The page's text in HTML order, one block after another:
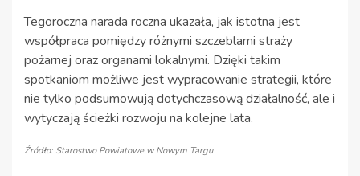
Tegoroczna narada roczna ukazała, jak istotna jest
współpraca pomiędzy różnymi szczeblami straży
pożarnej oraz organami lokalnymi. Dzięki takim
spotkaniom możliwe jest wypracowanie strategii, które
nie tylko podsumowują dotychczasową działalność, ale i
wytyczają ścieżki rozwoju na kolejne lata.
Źródło: Starostwo Powiatowe w Nowym Targu